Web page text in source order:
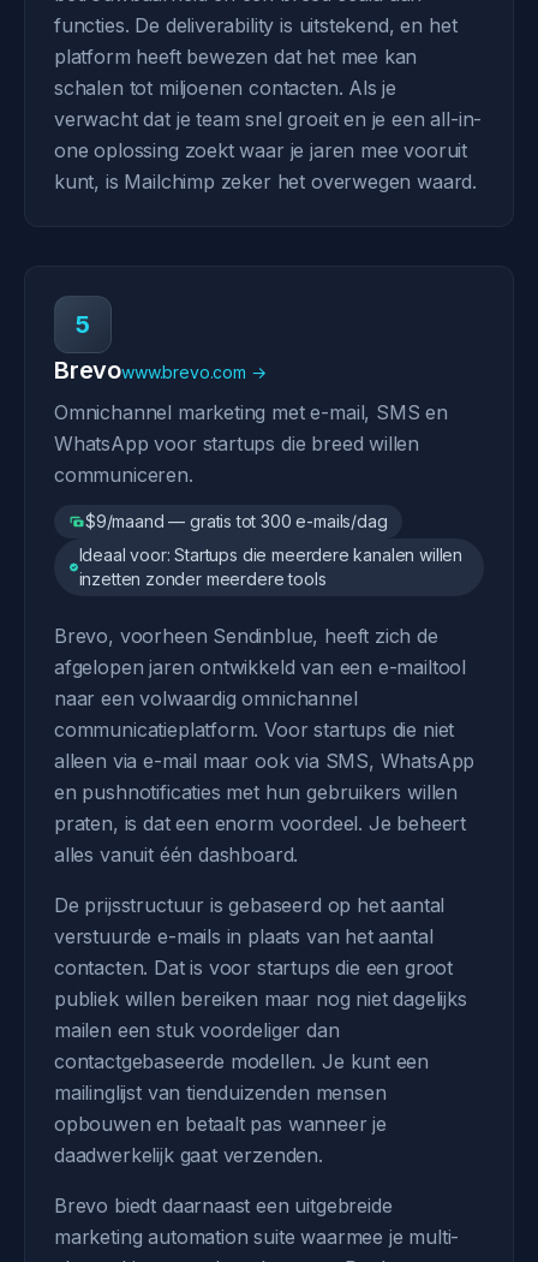
functies. De deliverability is uitstekend, en het
platform heeft bewezen dat het mee kan
schalen tot miljoenen contacten. Als je
verwacht dat je team snel groeit en je een all-in-
one oplossing zoekt waar je jaren mee vooruit
kunt, is Mailchimp zeker het overwegen waard.
5
Brevowww.brevo.com →
Omnichannel marketing met e-mail, SMS en
WhatsApp voor startups die breed willen
communiceren.
$9/maand — gratis tot 300 e-mails/dag
Ideaal voor: Startups die meerdere kanalen willen
inzetten zonder meerdere tools
Brevo, voorheen Sendinblue, heeft zich de
afgelopen jaren ontwikkeld van een e-mailtool
naar een volwaardig omnichannel
communicatieplatform. Voor startups die niet
alleen via e-mail maar ook via SMS, WhatsApp
en pushnotificaties met hun gebruikers willen
praten, is dat een enorm voordeel. Je beheert
alles vanuit één dashboard.
De prijsstructuur is gebaseerd op het aantal
verstuurde e-mails in plaats van het aantal
contacten. Dat is voor startups die een groot
publiek willen bereiken maar nog niet dagelijks
mailen een stuk voordeliger dan
contactgebaseerde modellen. Je kunt een
mailinglijst van tienduizenden mensen
opbouwen en betaalt pas wanneer je
daadwerkelijk gaat verzenden.
Brevo biedt daarnaast een uitgebreide
marketing automation suite waarmee je multi-